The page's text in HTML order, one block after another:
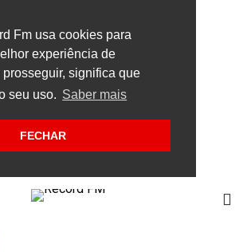
Fm usa cookies para
experiência de
significa que
seu uso. Saber mais
FECHAR